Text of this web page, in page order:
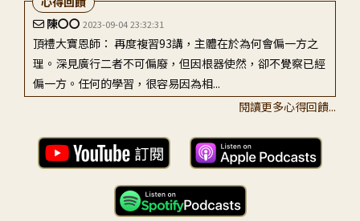
陳〇〇 2023-09-04 23:32:31
頂禮大寶恩師： 再度複習93講，主體在於為何會偏一方之
理。深見廣行二者不可偏廢，但因根器使然，卻不覺察已經
偏一方。任何的學習，很容易因為相...
恭敬頂禮大悲恩師！今天和尚引導弟子們學習93講，覺得收
穫很大。光是一句【偏重智慧的人，不要忽略方便；偏重慈
悲的人，也不可以忽視智慧。】和尚就...
閱讀更多心得回饋...